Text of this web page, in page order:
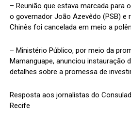
– Reunião que estava marcada para
o governador João Azevêdo (PSB) e
Chinês foi cancelada em meio a
– Ministério Público, por meio da
Mamanguape, anunciou instauração
detalhes sobre a promessa de
Resposta aos jornalistas do
Recife